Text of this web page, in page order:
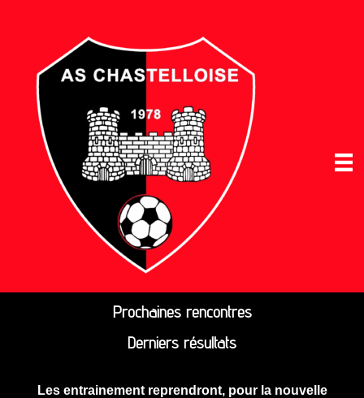
Prochaines rencontres
Derniers résultats
Les entrainement reprendront, pour la nouvelle